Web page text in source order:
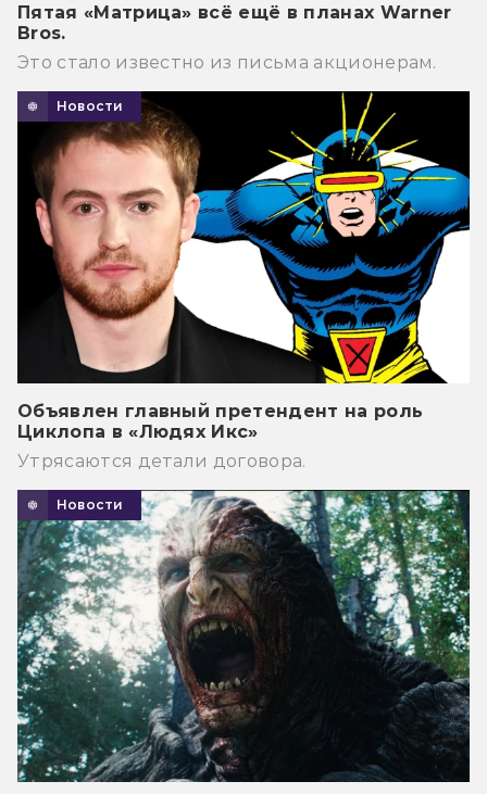
Пятая «Матрица» всё ещё в планах Warner
Bros.
Это стало известно из письма акционерам.
Новости
Объявлен главный претендент на роль
Циклопа в «Людях Икс»
Утрясаются детали договора.
Новости